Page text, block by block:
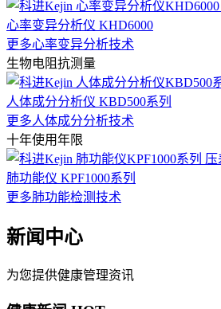
心率变异分析仪 KHD6000
更多心率变异分析技术
生物电阻抗测量
人体成分分析仪 KBD500系列
更多人体成分分析技术
十年使用年限
肺功能仪 KPF1000系列
更多肺功能检测技术
新闻中心
为您提供健康管理资讯